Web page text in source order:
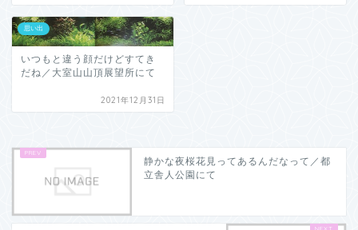
思い出
いつもと違う顔だけどすてき
だね／大室山山頂展望所にて
2021年12月31日
静かな夜桜花見ってあるんだなって／都
立舎人公園にて